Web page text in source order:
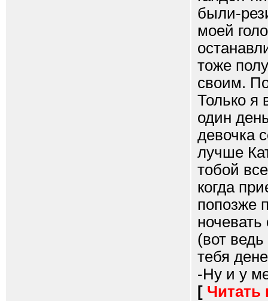
были-
моей
тоже
своим.
Только я
один
девочка
лучше
тобой
когда
попозже
(вот
тебя
-Ну и у
[ Читать